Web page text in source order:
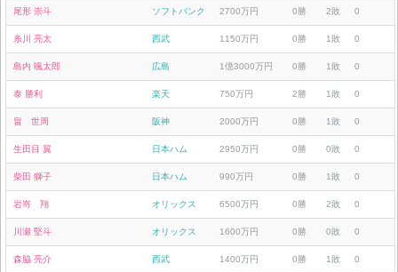
尾形 崇斗 ソフトバンク 2700万円 0勝 2敗 0
糸川 亮太 西武 1150万円 0勝 1敗 0
島内 颯太郎 広島 1億3000万円 0勝 1敗 0
泰 勝利 楽天 750万円 2勝 1敗 0
畠 世周 阪神 2000万円 0勝 1敗 0
生田目 翼 日本ハム 2950万円 0勝 0敗 0
柴田 獅子 日本ハム 990万円 0勝 1敗 0
岩嵜 翔 オリックス 6500万円 0勝 2敗 0
川瀬 堅斗 オリックス 1600万円 0勝 0敗 0
森脇 亮介 西武 1400万円 0勝 1敗 0